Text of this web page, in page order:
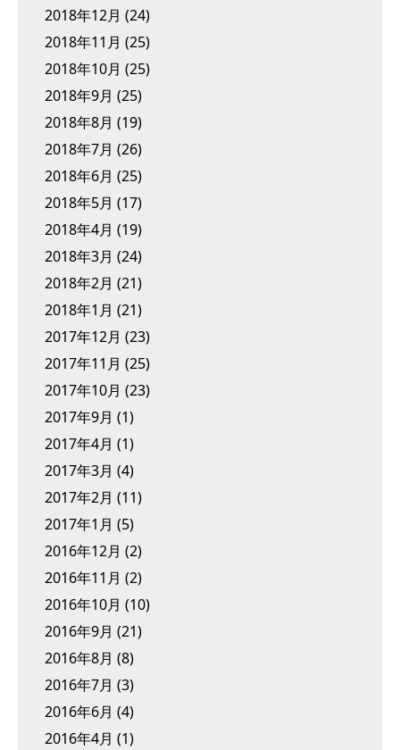
2018年12月 (24)
2018年11月 (25)
2018年10月 (25)
2018年9月 (25)
2018年8月 (19)
2018年7月 (26)
2018年6月 (25)
2018年5月 (17)
2018年4月 (19)
2018年3月 (24)
2018年2月 (21)
2018年1月 (21)
2017年12月 (23)
2017年11月 (25)
2017年10月 (23)
2017年9月 (1)
2017年4月 (1)
2017年3月 (4)
2017年2月 (11)
2017年1月 (5)
2016年12月 (2)
2016年11月 (2)
2016年10月 (10)
2016年9月 (21)
2016年8月 (8)
2016年7月 (3)
2016年6月 (4)
2016年4月 (1)